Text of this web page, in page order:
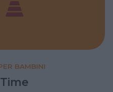
BAMBINI